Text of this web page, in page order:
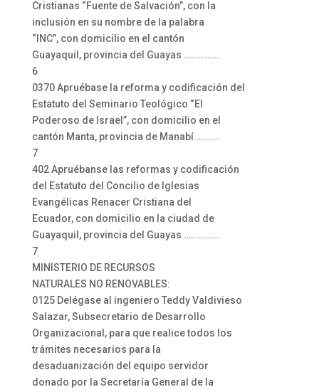
Cristianas “Fuente de Salvación”, con la
inclusión en su nombre de la palabra
“INC”, con domicilio en el cantón
Guayaquil, provincia del Guayas ……………
6
0370 Apruébase la reforma y codificación del
Estatuto del Seminario Teológico “El
Poderoso de Israel”, con domicilio en el
cantón Manta, provincia de Manabí ……….
7
402 Apruébanse las reformas y codificación
del Estatuto del Concilio de Iglesias
Evangélicas Renacer Cristiana del
Ecuador, con domicilio en la ciudad de
Guayaquil, provincia del Guayas ……………
7
MINISTERIO DE RECURSOS
NATURALES NO RENOVABLES:
0125 Delégase al ingeniero Teddy Valdivieso
Salazar, Subsecretario de Desarrollo
Organizacional, para que realice todos los
trámites necesarios para la
desaduanización del equipo servidor
donado por la Secretaría General de la